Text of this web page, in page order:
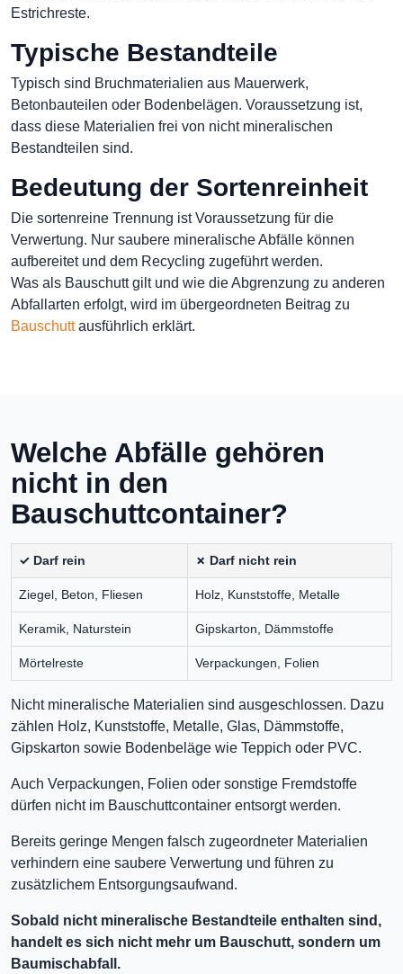
Estrichreste.
Typische Bestandteile
Typisch sind Bruchmaterialien aus Mauerwerk,
Betonbauteilen oder Bodenbelägen. Voraussetzung ist,
dass diese Materialien frei von nicht mineralischen
Bestandteilen sind.
Bedeutung der Sortenreinheit
Die sortenreine Trennung ist Voraussetzung für die
Verwertung. Nur saubere mineralische Abfälle können
aufbereitet und dem Recycling zugeführt werden.
Was als Bauschutt gilt und wie die Abgrenzung zu anderen
Abfallarten erfolgt, wird im übergeordneten Beitrag zu
Bauschuttausführlich erklärt.
Welche Abfälle gehören
nicht in den
Bauschuttcontainer?
✓ Darf rein ✗ Darf nicht rein
Ziegel, Beton, Fliesen Holz, Kunststoffe, Metalle
Keramik, Naturstein Gipskarton, Dämmstoffe
Mörtelreste Verpackungen, Folien
Nicht mineralische Materialien sind ausgeschlossen. Dazu
zählen Holz, Kunststoffe, Metalle, Glas, Dämmstoffe,
Gipskarton sowie Bodenbeläge wie Teppich oder PVC.
Auch Verpackungen, Folien oder sonstige Fremdstoffe
dürfen nicht im Bauschuttcontainer entsorgt werden.
Bereits geringe Mengen falsch zugeordneter Materialien
verhindern eine saubere Verwertung und führen zu
zusätzlichem Entsorgungsaufwand.
Sobald nicht mineralische Bestandteile enthalten sind,
handelt es sich nicht mehr um Bauschutt, sondern um
Baumischabfall.